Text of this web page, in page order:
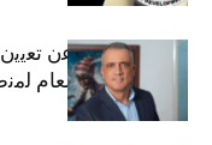
ﺗﯾﺗرا ﺑﺎك ﺗﻌﻠن ﻋن
ﻣﻧﺻب اﻟﻣدﯾر اﻟﻌﺎم
وﻏرب أﻓرﯾﻘﯾﺎ